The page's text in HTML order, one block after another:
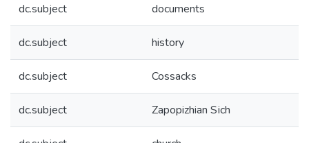
dc.subject documents
dc.subject history
dc.subject Cossacks
dc.subject Zapopizhian Sіch